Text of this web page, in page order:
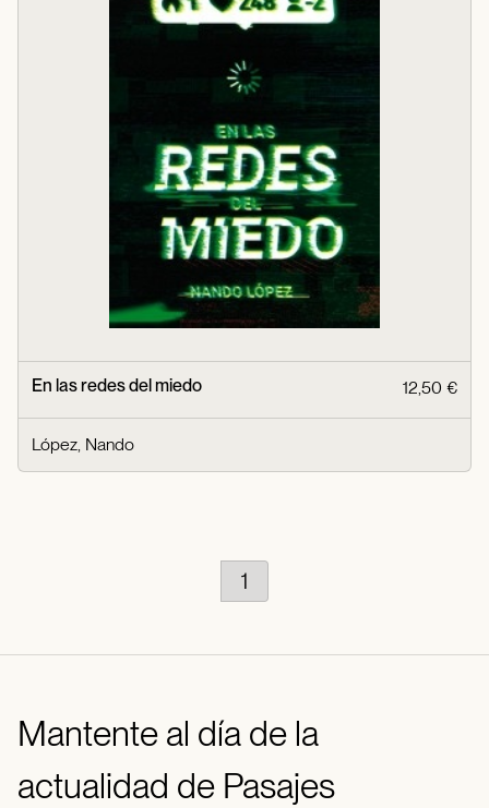
En las redes del miedo 12,50 €
López, Nando
1
Mantente al día de la
actualidad de Pasajes